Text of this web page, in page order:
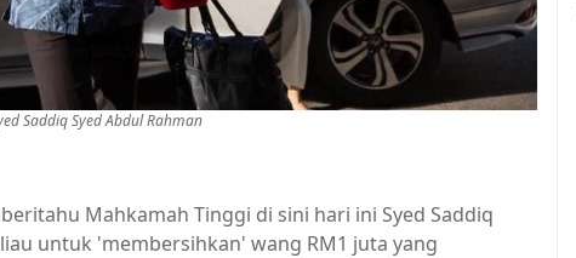
Saddiq Syed Abdul Rahman
Mahkamah Tinggi di sini hari ini Syed Saddiq
untuk 'membersihkan' wang RM1 juta yang